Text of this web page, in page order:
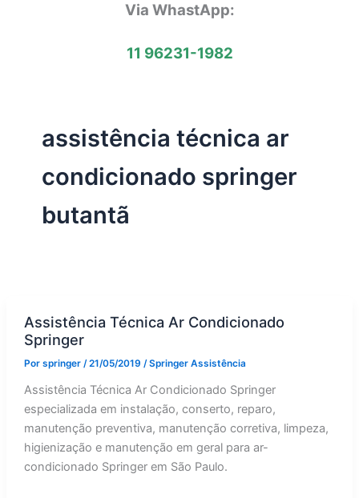
Via WhastApp:
11 96231-1982
assistência técnica ar
condicionado springer
butantã
Assistência Técnica Ar Condicionado
Springer
Por springer /21/05/2019 /Springer Assistência
Assistência Técnica Ar Condicionado Springer
especializada em instalação, conserto, reparo,
manutenção preventiva, manutenção corretiva, limpeza,
higienização e manutenção em geral para ar-
condicionado Springer em São Paulo.